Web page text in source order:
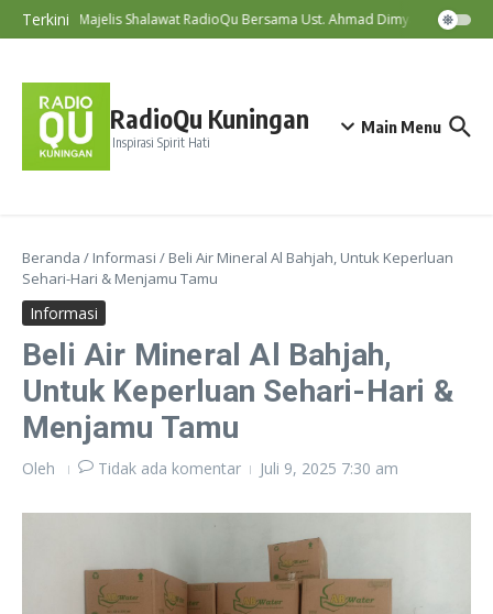
Lewati ke konten
Terkini Majelis Shalawat RadioQu Bersama Ust. Ahmad Dimyati, Lc., MA
RadioQu Kuningan
Inspirasi Spirit Hati
Main Menu
Beranda / Informasi / Beli Air Mineral Al Bahjah, Untuk Keperluan
Sehari-Hari & Menjamu Tamu
Informasi
Beli Air Mineral Al Bahjah,
Untuk Keperluan Sehari-Hari &
Menjamu Tamu
Oleh Tidak ada komentar Juli 9, 2025 7:30 am